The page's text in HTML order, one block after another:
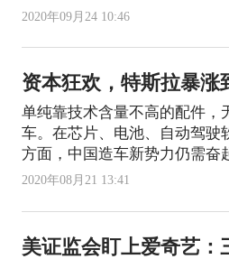
2020年09月24 10:46
资本狂欢，特斯拉暴涨
单纯靠技术含量不高的配件，
车。在芯片、电池、自动驾驶
方面，中国造车新势力仍需奋
2020年08月21 13:41
美证监会盯上爱奇艺：